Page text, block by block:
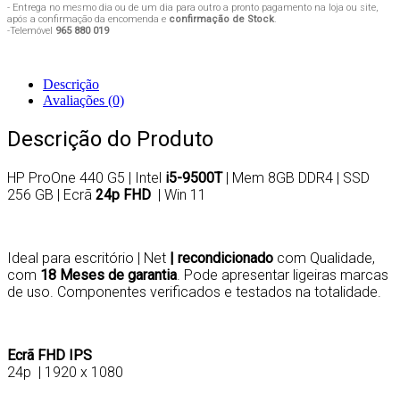
- Entrega no mesmo dia ou de um dia para outro a pronto pagamento na loja ou site,
após a confirmação da encomenda e confirmação de Stock.
-Telemóvel 965 880 019
Descrição
Avaliações (0)
Descrição do Produto
HP ProOne 440 G5 | Intel i5-9500T| Mem 8GB DDR4 | SSD
256 GB | Ecrã 24p FHD | Win 11
Ideal para escritório | Net | recondicionado com Qualidade,
com 18 Meses de garantia . Pode apresentar ligeiras marcas
de uso. Componentes verificados e testados na totalidade.
Ecrã FHD IPS
24p | 1920 x 1080